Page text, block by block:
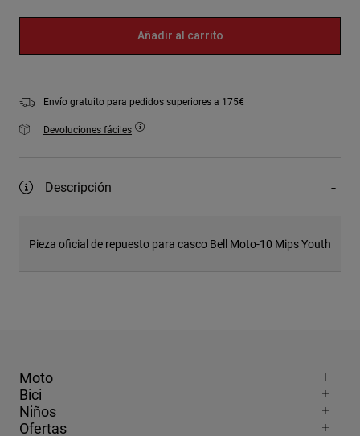
Añadir al carrito
Envío gratuito para pedidos superiores a 175€
Devoluciones fáciles
Descripción
Pieza oficial de repuesto para casco Bell Moto-10 Mips Youth
Moto
Bici
Niños
Ofertas